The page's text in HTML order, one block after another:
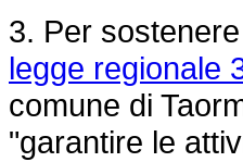
3. Per
legge regionale
comune di
"garantire le